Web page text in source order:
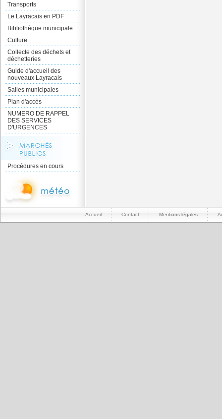
Transports
Le Layracais en PDF
Bibliothèque municipale
Culture
Collecte des déchets et
déchetteries
Guide d'accueil des
nouveaux Layracais
Salles municipales
Plan d'accès
NUMERO DE RAPPEL
DES SERVICES
D'URGENCES
Procédures en cours
Accueil Contact Mentions légales